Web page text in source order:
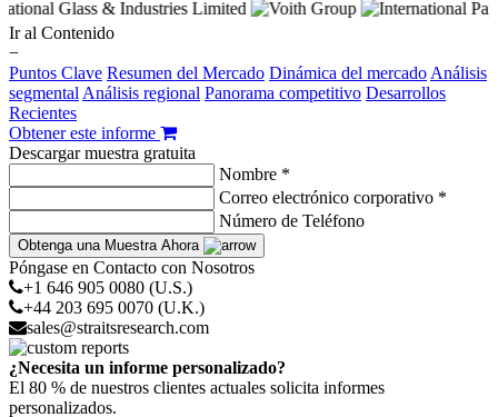
Ir al Contenido
−
Puntos Clave Resumen del Mercado Dinámica del mercado Análisis
segmental Análisis regional Panorama competitivo Desarrollos
Recientes
Obtener este informe
Descargar muestra gratuita
Nombre *
Correo electrónico corporativo *
Número de Teléfono
Obtenga una Muestra Ahora
Póngase en Contacto con Nosotros
+1 646 905 0080 (U.S.)
+44 203 695 0070 (U.K.)
sales@straitsresearch.com
¿Necesita un informe personalizado?
El 80 % de nuestros clientes actuales solicita informes
personalizados.